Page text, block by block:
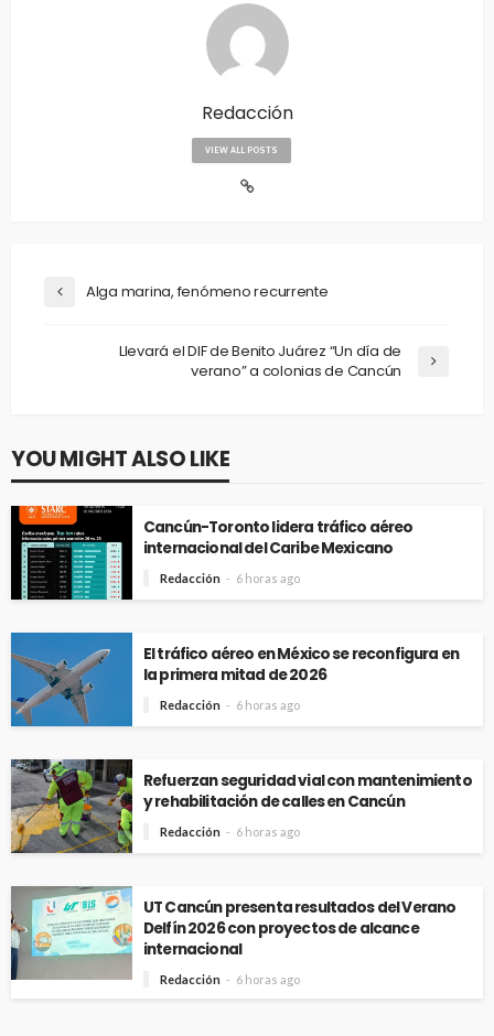
Redacción
VIEW ALL POSTS
Alga marina, fenómeno recurrente
Llevará el DIF de Benito Juárez “Un día de
verano” a colonias de Cancún
YOU MIGHT ALSO LIKE
Cancún-Toronto lidera tráfico aéreo
internacional del Caribe Mexicano
Redacción 6 horas ago
El tráfico aéreo en México se reconfigura en
la primera mitad de 2026
Redacción 6 horas ago
Refuerzan seguridad vial con mantenimiento
y rehabilitación de calles en Cancún
Redacción 6 horas ago
UT Cancún presenta resultados del Verano
Delfín 2026 con proyectos de alcance
internacional
Redacción 6 horas ago